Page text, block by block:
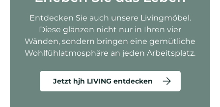
Entdecken Sie auch unsere Livingmöbel.
Diese glänzen nicht nur in Ihren vier
Wänden, sondern bringen eine gemütliche
Wohlfühlatmosphäre an jeden Arbeitsplatz.
Jetzt hjh LIVING entdecken